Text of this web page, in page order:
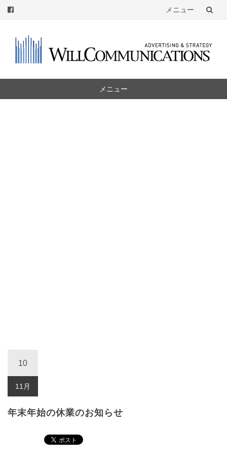
メニュー
ン
へ
メニュー
10
11月
年末年始の休業のお知らせ